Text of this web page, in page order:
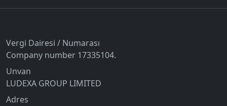
Vergi Dairesi / Numarası
Company number 17335104.
Unvan
LUDEXA GROUP LIMITED
Adres